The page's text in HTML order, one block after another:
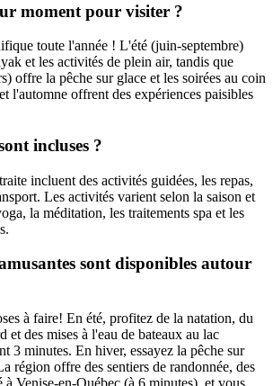
moment pour visiter ?
toute l'année ! L'été (juin-septembre)
et les activités de plein air, tandis que
offre la pêche sur glace et les soirées au coin
l'automne offrent des expériences paisibles
incluses ?
incluent des activités guidées, les repas,
Les activités varient selon la saison et
la méditation, les traitements spa et les
sont disponibles autour
à faire! En été, profitez de la natation, du
et des mises à l'eau de bateaux au lac
3 minutes. En hiver, essayez la pêche sur
région offre des sentiers de randonnée, des